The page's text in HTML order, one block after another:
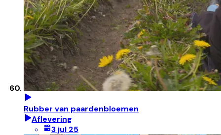
Rubber van paardenbloemen
Aflevering
3 jul 25